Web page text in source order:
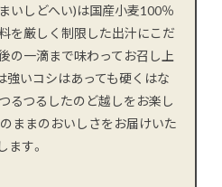
いしどへい)は国産小麦100％
を厳しく制限した出汁にこだ
の一滴まで味わってお召し上
強いコシはあっても硬くはな
るつるしたのど越しをお楽し
ままのおいしさをお届けいた
します。